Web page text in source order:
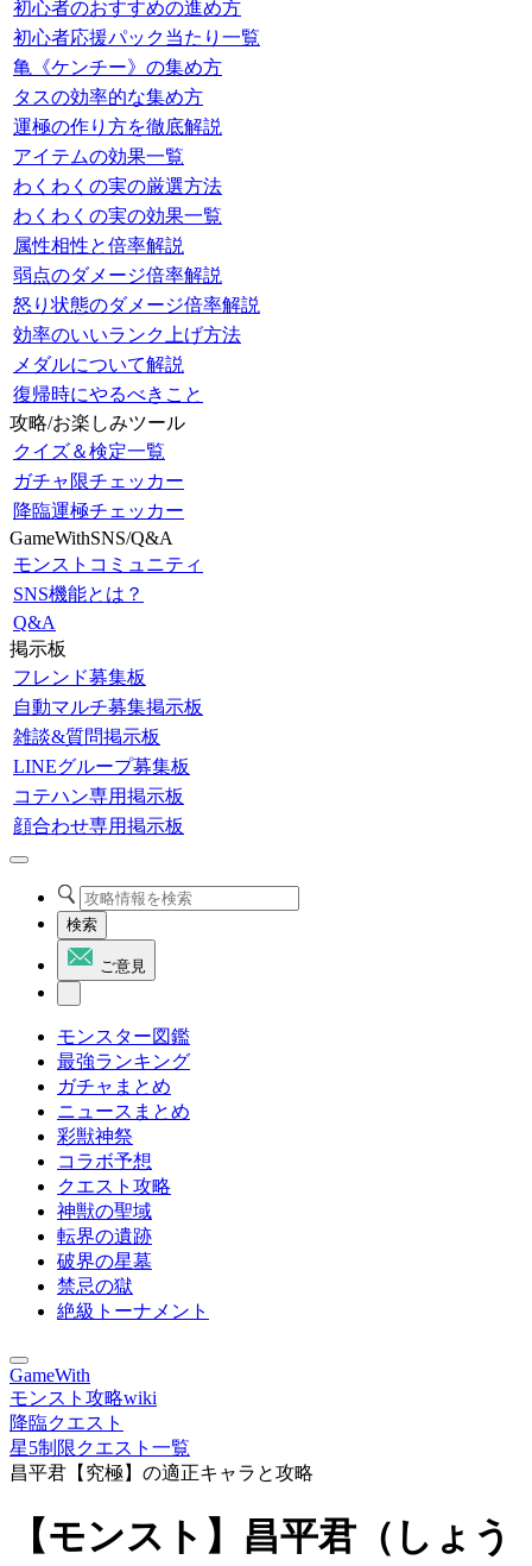
初心者のおすすめの進め方
初心者応援パック当たり一覧
亀《ケンチー》の集め方
タスの効率的な集め方
運極の作り方を徹底解説
アイテムの効果一覧
わくわくの実の厳選方法
わくわくの実の効果一覧
属性相性と倍率解説
弱点のダメージ倍率解説
怒り状態のダメージ倍率解説
効率のいいランク上げ方法
メダルについて解説
復帰時にやるべきこと
攻略/お楽しみツール
クイズ＆検定一覧
ガチャ限チェッカー
降臨運極チェッカー
GameWithSNS/Q&A
モンストコミュニティ
SNS機能とは？
Q&A
掲示板
フレンド募集板
自動マルチ募集掲示板
雑談&質問掲示板
LINEグループ募集板
コテハン専用掲示板
顔合わせ専用掲示板
検索
ご意見
モンスター図鑑
最強ランキング
ガチャまとめ
ニュースまとめ
彩獣神祭
コラボ予想
クエスト攻略
神獣の聖域
転界の遺跡
破界の星墓
禁忌の獄
絶級トーナメント
GameWith
モンスト攻略wiki
降臨クエスト
星5制限クエスト一覧
昌平君【究極】の適正キャラと攻略
【モンスト】昌平君（しょう